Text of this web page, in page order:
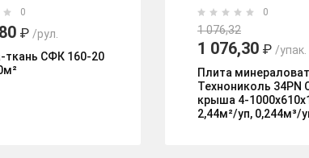
0
₽ /рул.
СФК 160-20
0
1 076,32
1 076,30 ₽ /упак.
Плита
Технониколь 34PN
крыша 4-
2,44м²/уп, 0,244м³/